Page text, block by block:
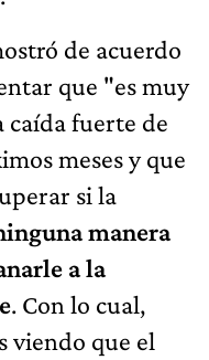
de acuerdo
que "es muy
caída fuerte de
meses y que
si la
manera
a la
. Con lo cual,
viendo que el